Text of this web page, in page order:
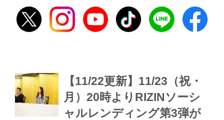
【11/22更新】11/23（祝・
月）20時よりRIZINソーシ
ャルレンディング第3弾が